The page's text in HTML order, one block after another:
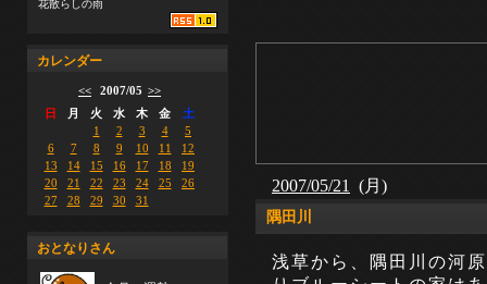
2007/05/21 (月)
隅田川
浅草から、隅田川の河
花散らしの雨
カレンダー
<< 2007/05 >>
日
月 火 水 木 金
土
1
2 3 4
5
6
7 8 9 10 11
12
13
14 15 16 17 18
19
20
21 22 23 24 25
26
27
28 29 30 31
おとなりさん